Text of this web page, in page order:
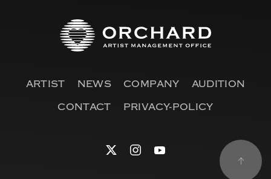
ARTIST NEWS COMPANY AUDITION
CONTACT PRIVACY-POLICY